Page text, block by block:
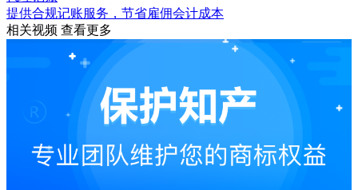
提供合规记账服务，节省雇佣会计成本
相关视频 查看更多